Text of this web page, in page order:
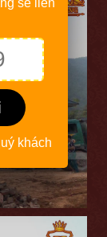
sẽ liên
khách